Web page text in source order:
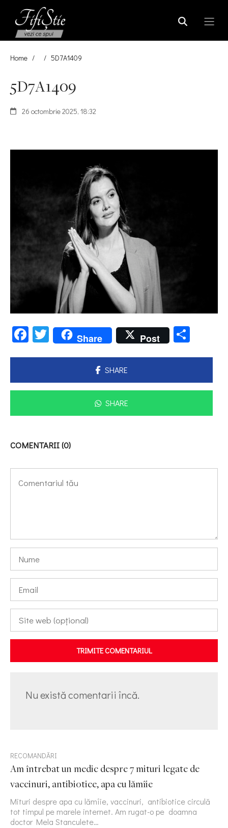
Home / / 5D7A1409
5D7A1409
26 octombrie 2025, 18:32
Facebook
Twitter
Share Post
SHARE
SHARE
COMENTARII (0)
TRIMITE COMENTARIUL
Nu există comentarii încă.
RECOMANDĂRI
Am întrebat un medic despre 7 mituri legate de
vaccinuri, antibiotice, apa cu lămîie
Mituri despre apa cu lămîie, vaccinuri, antibiotice circulă
tot timpul pe marele internet. Am rugat-o pe doamna
doctor Mela Stanculete…